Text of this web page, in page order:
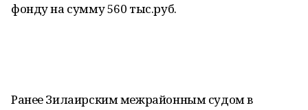
фонду на сумму 560 тыс.руб.
Ранее Зилаирским межрайонным судом в